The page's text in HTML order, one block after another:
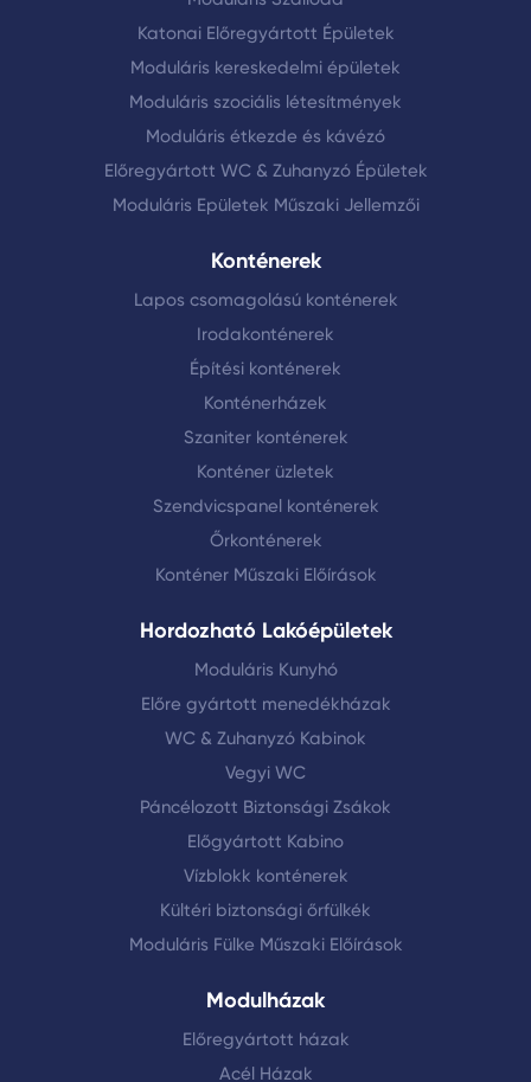
Előregyártott Iskolák
Előregyártott Kórházak
Moduláris Szálloda
Katonai Előregyártott Épületek
Moduláris kereskedelmi épületek
Moduláris szociális létesítmények
Előregyártott WC & Zuhanyzó Épületek
Moduláris Epületek Műszaki Jellemzői
Lapos csomagolású konténerek
Irodakonténerek
Építési konténerek
Konténerházek
Szaniter konténerek
Konténer üzletek
Őrkonténerek
Konténer Műszaki Előírások
Moduláris Kunyhó
Előre gyártott menedékházak
WC & Zuhanyzó Kabinok
Vegyi WC
Páncélozott Biztonsági Zsákok
Előgyártott Kabino
Kültéri biztonsági őrfülkék
Moduláris Fülke Műszaki Előírások